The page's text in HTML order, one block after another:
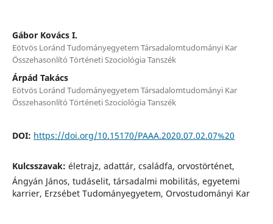
Gábor Kovács I.
Eötvös Loránd Tudományegyetem Társadalomtudományi Kar
Összehasonlító Történeti Szociológia Tanszék
Árpád Takács
Eötvös Loránd Tudományegyetem Társadalomtudományi Kar
Összehasonlító Történeti Szociológia Tanszék
DOI: https://doi.org/10.15170/PAAA.2020.07.02.07%20
Kulcsszavak: életrajz, adattár, családfa, orvostörténet,
Ángyán János, tudáselit, társadalmi mobilitás, egyetemi
karrier, Erzsébet Tudományegyetem, Orvostudományi Kar